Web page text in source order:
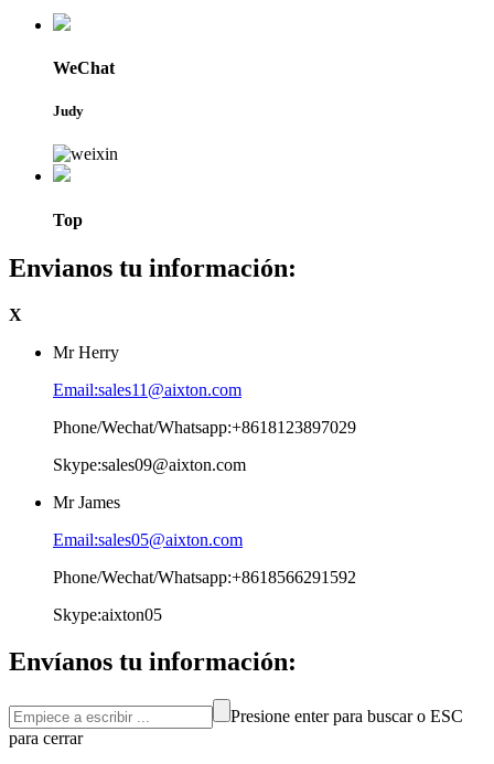
WeChat
Judy
Top
Envianos tu información:
X
Mr Herry
Email:sales11@aixton.com
Phone/Wechat/Whatsapp:+8618123897029
Skype:sales09@aixton.com
Mr James
Email:sales05@aixton.com
Phone/Wechat/Whatsapp:+8618566291592
Skype:aixton05
Envíanos tu información:
Presione enter para buscar o ESC
para cerrar